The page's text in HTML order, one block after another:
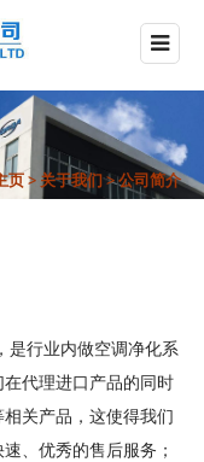
页> 关于我们>公司简介
是行业内做空调净化系
代理进口产品的同时
关产品，这使得我们
、优秀的售后服务；